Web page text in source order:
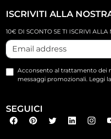
ISCRIVITI ALLA
10€ DI SCONTO SE TI ISCRIVI ALLA
Acconsento al trattamento dei
messaggi promozionali. Leggi
SEGUICI